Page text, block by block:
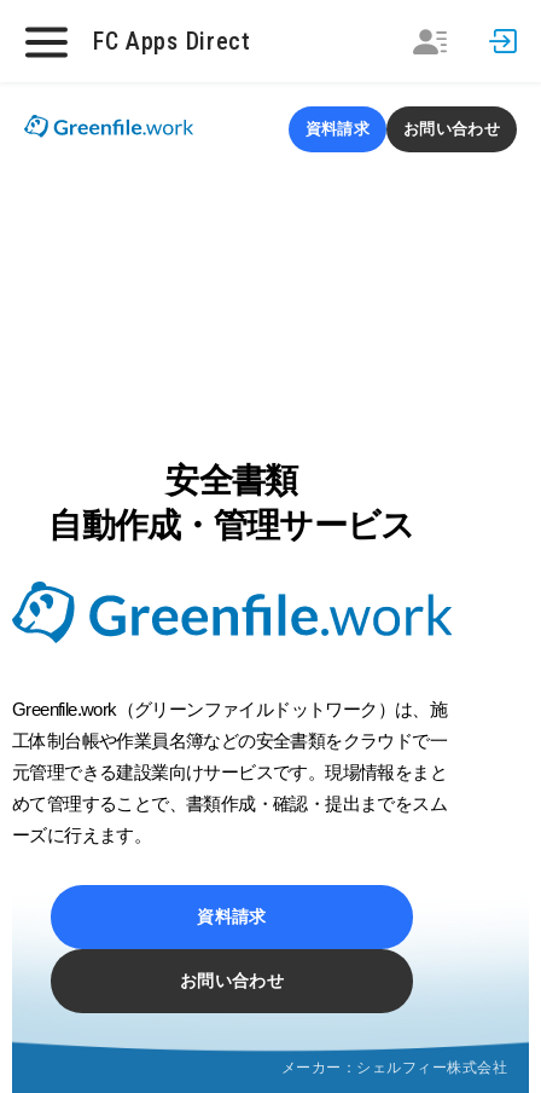
FC Apps Direct
資料請求 お問い合わせ
安全書類
自動作成・管理サービス
Greenfile.work（グリーンファイルドットワーク）は、施
工体制台帳や作業員名簿などの安全書類をクラウドで一
元管理できる建設業向けサービスです。現場情報をまと
めて管理することで、書類作成・確認・提出までをスム
ーズに行えます。
資料請求
お問い合わせ
メーカー： シェルフィー株式会社